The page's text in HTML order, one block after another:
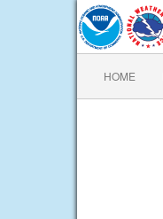
HOME